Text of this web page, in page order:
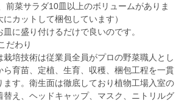
前菜サラダ10皿以上のボリュームがありま
カットして梱包しています）
に盛り付けるだけで良いのです。
だわり
栽培技術は従業員全員がプロの野菜職人とし
ら育苗、定植、生育、収穫、梱包工程を一貫
ます。衛生面は徹底しており植物工場入室の
替え、ヘッドキャップ、マスク、ニトリルグ